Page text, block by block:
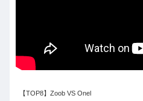
【TOP8】Zoob VS Onel